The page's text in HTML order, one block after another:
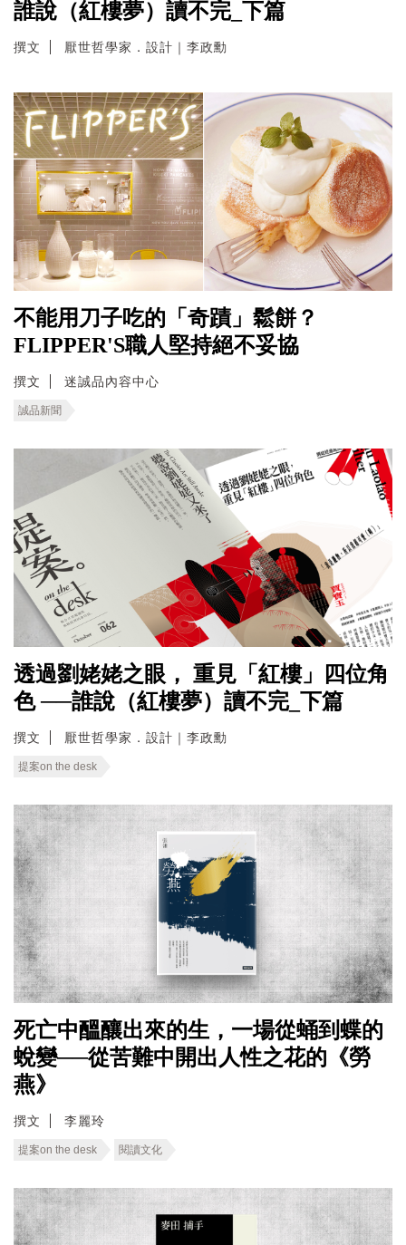
誰說（紅樓夢）讀不完_下篇
撰文 厭世哲學家．設計｜李政勳
不能用刀子吃的「奇蹟」鬆餅？
FLIPPER'S職人堅持絕不妥協
撰文 迷誠品內容中心
誠品新聞
透過劉姥姥之眼， 重見「紅樓」四位角
色 ──誰說（紅樓夢）讀不完_下篇
撰文 厭世哲學家．設計｜李政勳
提案on the desk
死亡中醞釀出來的生，一場從蛹到蝶的
蛻變──從苦難中開出人性之花的《勞
燕》
撰文 李麗玲
提案on the desk 閱讀文化